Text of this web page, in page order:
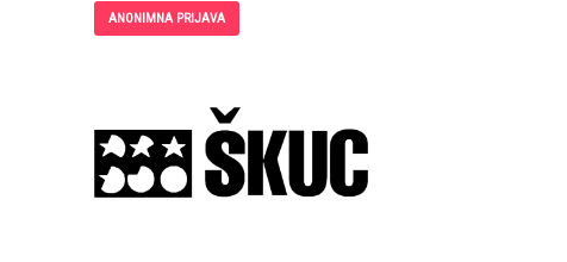
ANONIMNA PRIJAVA